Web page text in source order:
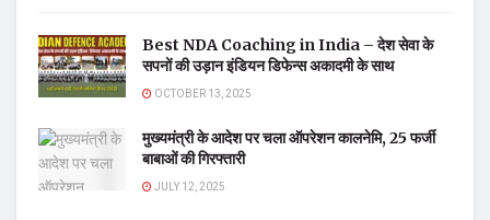
Best NDA Coaching in India – देश सेवा के
सपनों की उड़ान इंडियन डिफेन्स अकादमी के साथ
OCTOBER 13, 2025
मुख्यमंत्री के आदेश पर चला ऑपरेशन कालनेमि, 25 फर्जी
बाबाओं की गिरफ्तारी
JULY 12, 2025